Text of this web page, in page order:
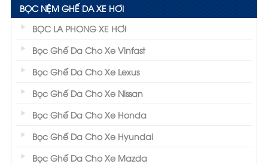
BỌC NỆM GHẾ DA XE HƠI
BỌC LA PHONG XE HƠI
Bọc Ghế Da Cho Xe Vinfast
Bọc Ghế Da Cho Xe Lexus
Bọc Ghế Da Cho Xe Nissan
Bọc Ghế Da Cho Xe Honda
Bọc Ghế Da Cho Xe Hyundai
Bọc Ghế Da Cho Xe Mazda